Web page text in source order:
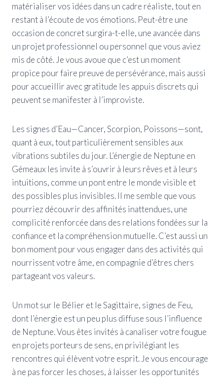
matérialiser vos idées dans un cadre réaliste, tout en
restant à l’écoute de vos émotions. Peut-être une
occasion de concret surgira-t-elle, une avancée dans
un projet professionnel ou personnel que vous aviez
mis de côté. Je vous avoue que c’est un moment
propice pour faire preuve de persévérance, mais aussi
pour accueillir avec gratitude les appuis discrets qui
peuvent se manifester à l’improviste.
Les signes d’Eau—Cancer, Scorpion, Poissons—sont,
quant à eux, tout particulièrement sensibles aux
vibrations subtiles du jour. L’énergie de Neptune en
Gémeaux les invite à s’ouvrir à leurs rêves et à leurs
intuitions, comme un pont entre le monde visible et
des possibles plus invisibles. Il me semble que vous
pourriez découvrir des affinités inattendues, une
complicité renforcée dans des relations fondées sur la
confiance et la compréhension mutuelle. C’est aussi un
bon moment pour vous engager dans des activités qui
nourrissent votre âme, en compagnie d’êtres chers
partageant vos valeurs.
Un mot sur le Bélier et le Sagittaire, signes de Feu,
dont l’énergie est un peu plus diffuse sous l’influence
de Neptune. Vous êtes invités à canaliser votre fougue
en projets porteurs de sens, en privilégiant les
rencontres qui élèvent votre esprit. Je vous encourage
à ne pas forcer les choses, à laisser les opportunités